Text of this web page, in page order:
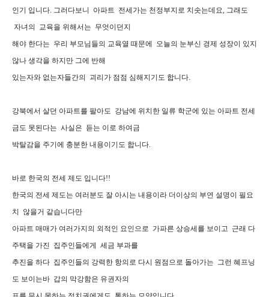
인기 입니다. 그러다보니 아파트 전세가는 천정부지로 치솟는데요, 그래도
자녀의 교육을 위해서는 무엇이던지
해야 한다는 우리 부모님들의 교육열 때문에 오늘의 눈부신 경제 성장이 있지
않나 생각을 하지만 그에 반해
있는자와 없는자들간의 괴리가 점점 심해지기도 합니다.
강북에서 살던 아파트를 팔아도 강남에 위치한 일류 학군에 있는 아파트 전세
금도 못된다는 사실은 듣는 이로 하여금
박탈감을 주기에 충분한 내용이기도 합니다.
바로 한국의 전세 제도 입니다!!
한국의 전세 제도는 여러분도 잘 아시는 내용이라 더이상의 부연 설명이 필요
치 않을거 같습니다만
아파트 매매가 여러가지의 외적인 요인으로 가파른 상승세를 보이고 근래 다
주택을 가진 집주인들에게 세금 부과를
추진을 하다 집주인들의 강력한 항의로 다시 원점으로 돌아가는 그런 혜프닝
도 보이는바 갑의 막강함은 유권자의